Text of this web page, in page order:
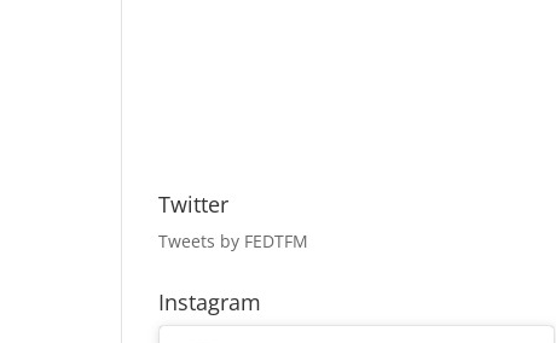
Twitter
Tweets by FEDTFM
Instagram